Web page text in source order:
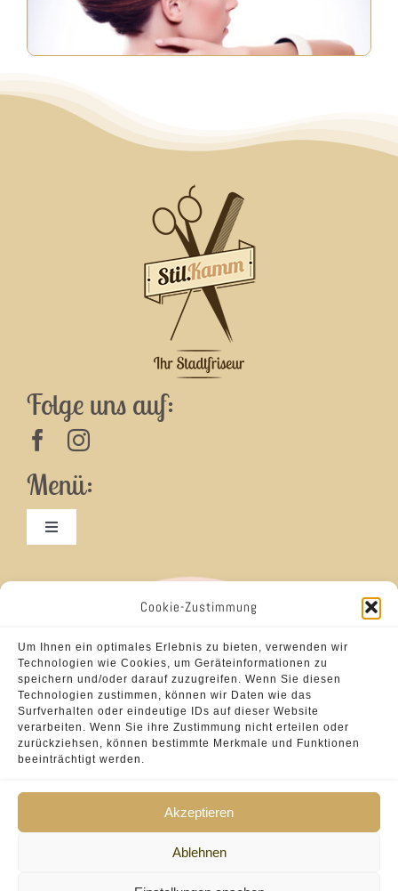
Cookie-Zustimmung
Um Ihnen ein optimales Erlebnis zu bieten, verwenden wir
Technologien wie Cookies, um Geräteinformationen zu
speichern und/oder darauf zuzugreifen. Wenn Sie diesen
Technologien zustimmen, können wir Daten wie das
Surfverhalten oder eindeutige IDs auf dieser Website
verarbeiten. Wenn Sie ihre Zustimmung nicht erteilen oder
zurückziehsen, können bestimmte Merkmale und Funktionen
beeinträchtigt werden.
Akzeptieren
Ablehnen
Folge uns auf:
Menü:
Toggle
Frisuren für Herren
Hair-Weaving